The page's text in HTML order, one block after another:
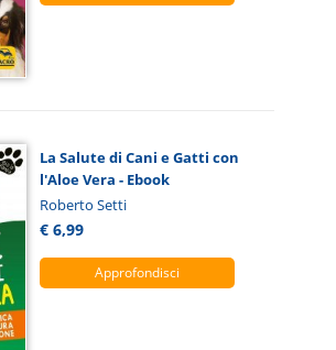
La Salute di Cani e Gatti con
l'Aloe Vera - Ebook
Roberto Setti
€ 6,99
Approfondisci